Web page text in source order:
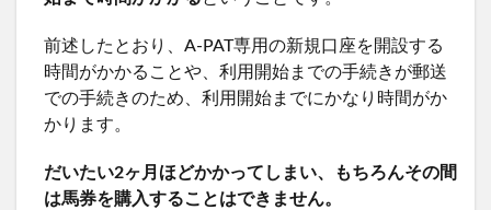
前述したとおり、A-PAT専用の新規口座を開設する
時間がかかることや、利用開始までの手続きが郵送
での手続きのため、利用開始までにかなり時間がか
かります。
だいたい2ヶ月ほどかかってしまい、もちろんその間
は馬券を購入することはできません。